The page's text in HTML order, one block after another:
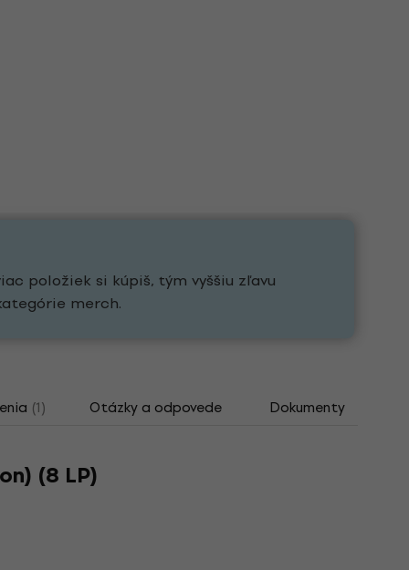
položiek si kúpiš, tým vyššiu zľavu
merch.
(1) Otázky a odpovede Dokumenty
(8 LP)